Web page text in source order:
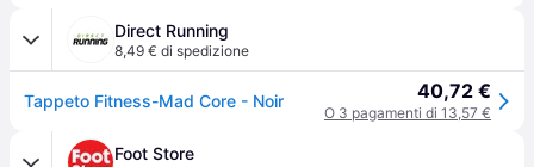
Direct Running
8,49 € di spedizione
Tappeto Fitness-Mad Core - Noir 40,72 €
O 3 pagamenti di 13,57 €
Foot Store